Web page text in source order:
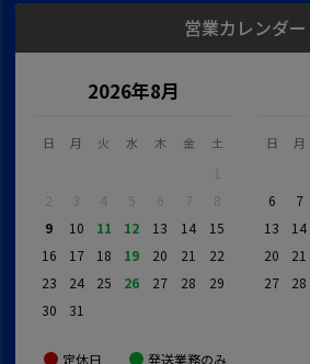
営業カレンダー
2026年8月
日 月 火 水 木 金 土
1
2
3 4 5 6 7
8
9
10 11 12 13 14
15
16
17 18 19 20 21
22
23
24 25 26 27 28
29
30
31
日 月
6
7
13
14
20
21
27
28
定休日 発送業務のみ